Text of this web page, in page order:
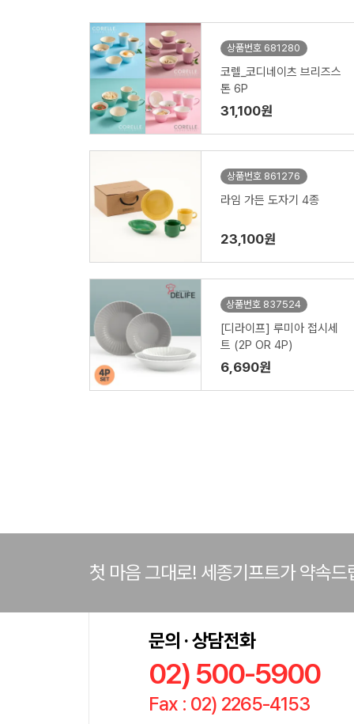
상품번호 681280
코렐_코디네이츠 브리즈스
톤 6P
31,100원
상품번호 861276
라임 가든 도자기 4종
23,100원
상품번호 837524
[디라이프] 루미아 접시세
트 (2P OR 4P)
6,690원
첫 마음 그대로! 세종기프트가 약속드
문의 · 상담전화
02) 500-5900
Fax : 02) 2265-4153